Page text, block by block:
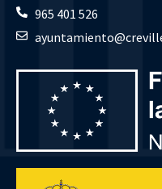
965 401 526